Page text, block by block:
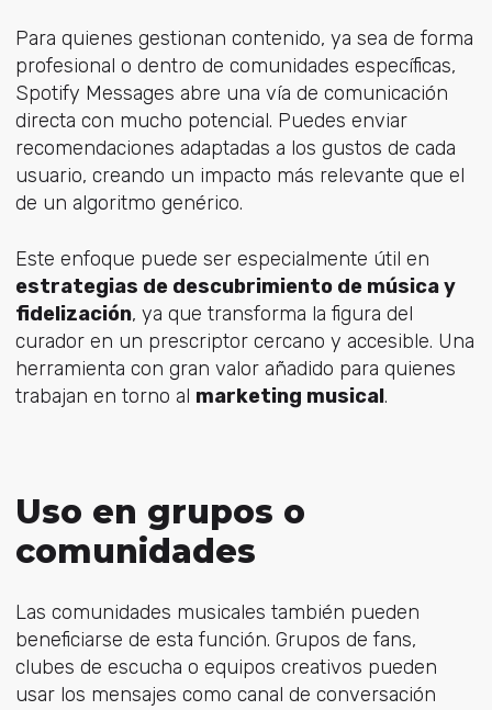
Para quienes gestionan contenido, ya sea de forma
profesional o dentro de comunidades específicas,
Spotify Messages abre una vía de comunicación
directa con mucho potencial. Puedes enviar
recomendaciones adaptadas a los gustos de cada
usuario, creando un impacto más relevante que el
de un algoritmo genérico.
Este enfoque puede ser especialmente útil en
estrategias de descubrimiento de música y
fidelización, ya que transforma la figura del
curador en un prescriptor cercano y accesible. Una
herramienta con gran valor añadido para quienes
trabajan en torno al marketing musical.
Uso en grupos o
comunidades
Las comunidades musicales también pueden
beneficiarse de esta función. Grupos de fans,
clubes de escucha o equipos creativos pueden
usar los mensajes como canal de conversación